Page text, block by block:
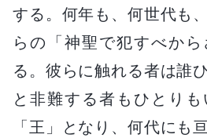
する。何年も、何世代も
らの「神聖で犯すべか
る。彼らに触れる者は誰
と非難する者もひとり
「王」となり、何代にも